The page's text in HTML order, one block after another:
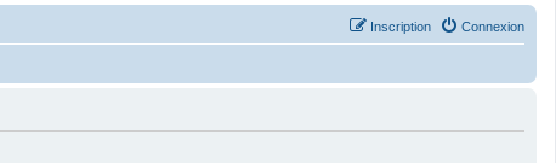
Connexion
Inscription